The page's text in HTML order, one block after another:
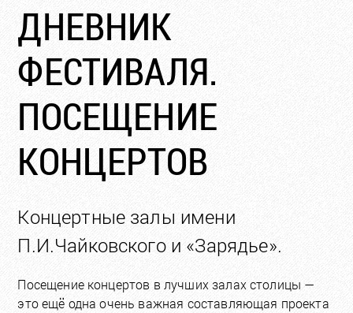
ДНЕВНИК
ФЕСТИВАЛЯ.
ПОСЕЩЕНИЕ
КОНЦЕРТОВ
Концертные залы имени
П.И.Чайковского и «Зарядье».
Посещение концертов в лучших залах столицы —
это ещё одна очень важная составляющая проекта